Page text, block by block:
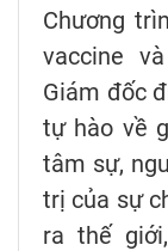
Chương
vaccine
Giám đốc
tự hào về
tâm sự,
trị của sự
ra thế